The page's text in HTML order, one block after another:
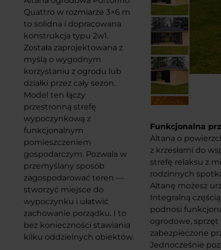
Funkcjonalna
Altana o
z krzesłami do
strefę relaksu z
rodzinnych
Altanę możesz
Integralną
podnosi
ogrodowe, sprzęt
zabezpieczone
Jednocześnie
Quattro w rozmiarze 3×6 m
to solidna i dopracowana
konstrukcja typu 2w1.
Została zaprojektowana z
myślą o wygodnym
korzystaniu z ogrodu lub
działki przez cały sezon.
Model ten łączy
przestronną strefę
wypoczynkową z
funkcjonalnym
pomieszczeniem
gospodarczym. Pozwala w
przemyślany sposób
zagospodarować teren —
stworzyć miejsce do
wypoczynku i ułatwić
zachowanie porządku. I to
bez konieczności stawiania
kilku oddzielnych obiektów.